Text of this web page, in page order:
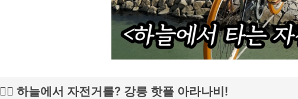
🚴‍♀️ 하늘에서 자전거를? 강릉 핫플 아라나비!